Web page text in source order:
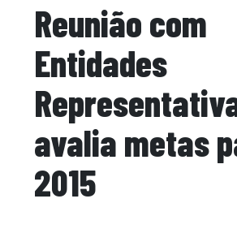
Reunião com
Entidades
avalia metas
2015